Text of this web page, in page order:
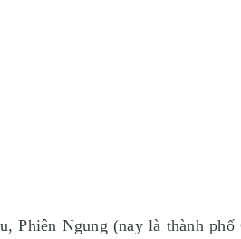
Ngung (nay là thành